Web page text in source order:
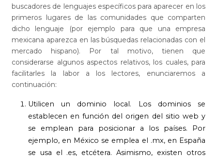
buscadores de lenguajes específicos para aparecer en los
primeros lugares de las comunidades que comparten
dicho lenguaje (por ejemplo para que una empresa
mexicana aparezca en las búsquedas relacionadas con el
mercado hispano). Por tal motivo, tienen que
considerarse algunos aspectos relativos, los cuales, para
facilitarles la labor a los lectores, enunciaremos a
continuación:
Utilicen un dominio local. Los dominios se
establecen en función del origen del sitio web y
se emplean para posicionar a los países. Por
ejemplo, en México se emplea el .mx, en España
se usa el .es, etcétera. Asimismo, existen otros